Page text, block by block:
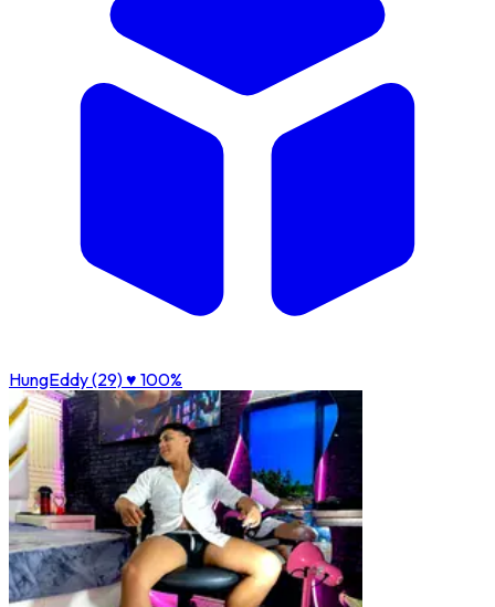
HungEddy (29)♥ 100%